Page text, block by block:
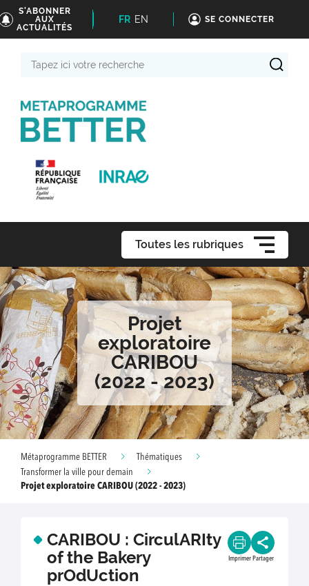
S'ABONNER
AUX
ACTUALITÉS
FR EN SE CONNECTER
Toutes les rubriques
Projet
exploratoire
CARIBOU
(2022 - 2023)
Métaprogramme BETTER
Thématiques
Transformer la ville pour demain
Projet exploratoire CARIBOU (2022 - 2023)
CARIBOU : CirculARIty
of the Bakery
prOdUction
Imprimer Partager